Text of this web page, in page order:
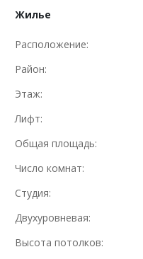
Жилье
Расположение:
Район:
Этаж:
Лифт:
Общая площадь:
Число комнат:
Студия:
Двухуровневая:
Высота потолков: